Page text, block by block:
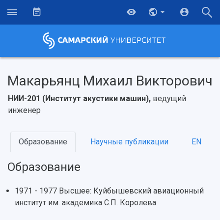
НАЗАД
Об университете
История
Новости
Главные новости
Образование
Почему я выбираю Самарский университет?
Научно-исследовательская деятельность
Основные научные направления
Макарьянц Михаил Викторович
НИИ-201 (Институт акустики машин), ведущий
инженер
Образование Научные публикации EN
Образование
1971 - 1977 Высшее: Куйбышевский авиационный
институт им. академика С.П. Королева